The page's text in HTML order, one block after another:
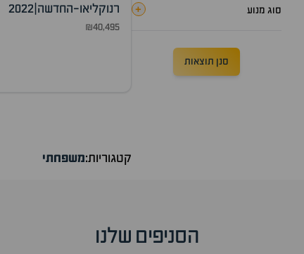
סוג מנוע +
סנן תוצאות
רנוקליאו-החדשה |
2022
₪40,495
קטגוריות:משפחתי
הסניפים שלנו